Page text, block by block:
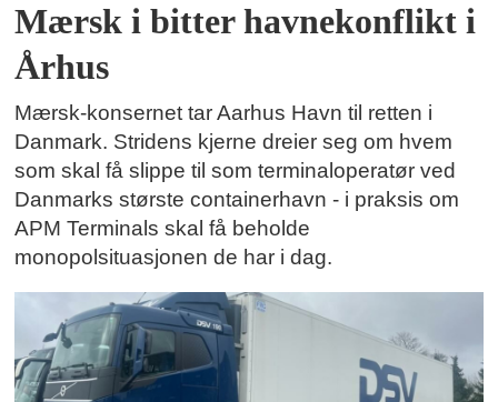
Mærsk i bitter havnekonflikt i
Århus
Mærsk-konsernet tar Aarhus Havn til retten i
Danmark. Stridens kjerne dreier seg om hvem
som skal få slippe til som terminaloperatør ved
Danmarks største containerhavn - i praksis om
APM Terminals skal få beholde
monopolsituasjonen de har i dag.